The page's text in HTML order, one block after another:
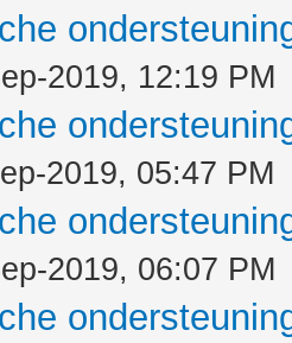
2019, 12:19 PM
2019, 05:47 PM
2019, 06:07 PM